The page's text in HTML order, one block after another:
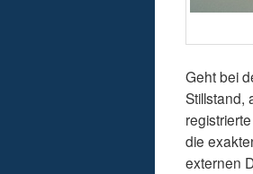
Geht bei
Stillstand,
die
externen